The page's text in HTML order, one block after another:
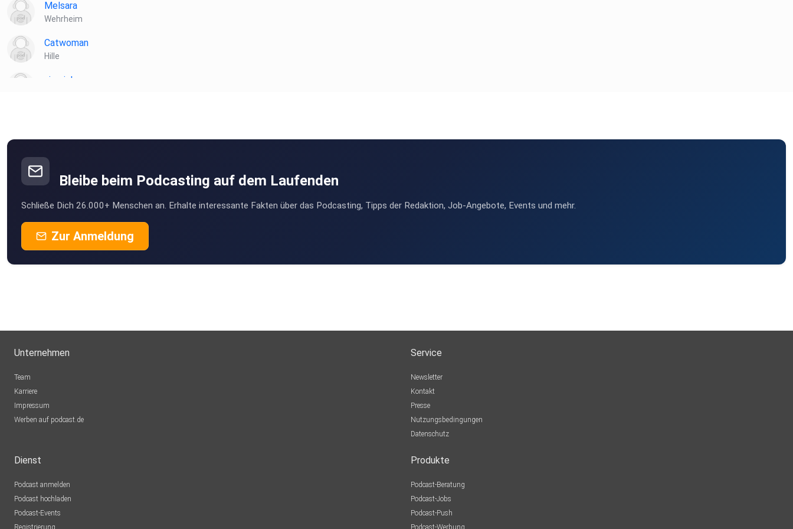
Melsara
Wehrheim
Catwoman
Hille
siemich
bilhaboom
Kiel
vitweb
Netphen
Fun3121
Bleibe beim Podcasting auf dem Laufenden
Schließe Dich 26.000+ Menschen an. Erhalte interessante Fakten über das Podcasting, Tipps der Redaktion, Job-Angebote, Events und mehr.
Zur Anmeldung
Unternehmen
Team
Karriere
Impressum
Werben auf podcast.de
Service
Newsletter
Kontakt
Presse
Nutzungsbedingungen
Datenschutz
Dienst
Podcast anmelden
Podcast hochladen
Podcast-Events
Registrierung
Produkte
Podcast-Beratung
Podcast-Jobs
Podcast-Push
Podcast-Werbung